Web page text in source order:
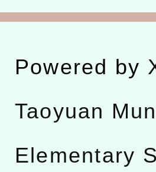
Powered by
Taoyuan
Elementary